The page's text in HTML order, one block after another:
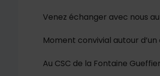
Venez échanger avec nous
Moment convivial autour
Au CSC de la Fontaine Gueffier